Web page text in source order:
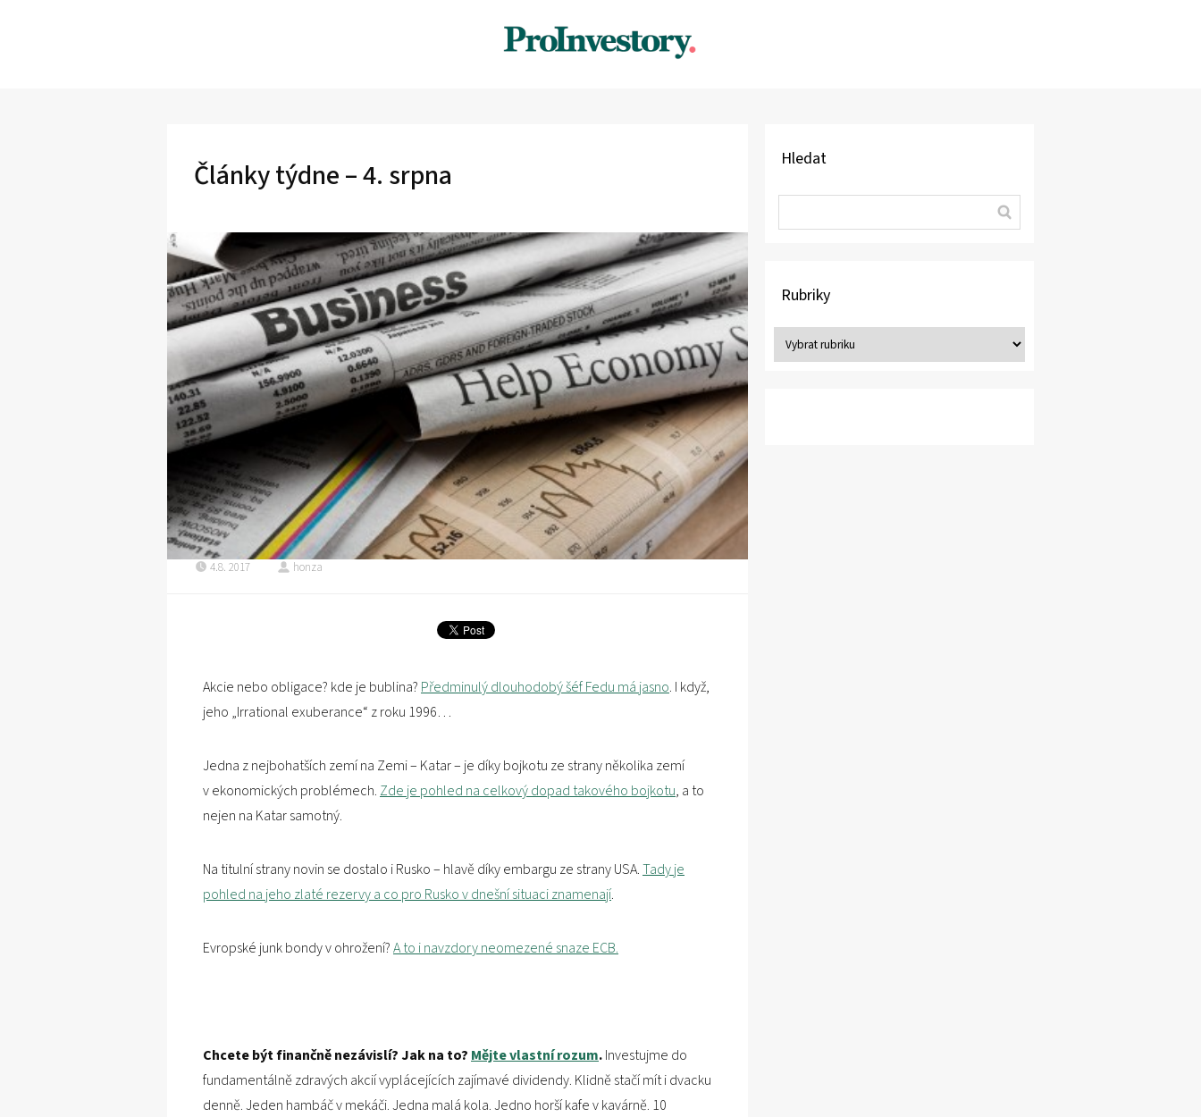
Články týdne – 4. srpna
4.8. 2017 honza
Akcie nebo obligace? kde je bublina? Předminulý dlouhodobý šéf Fedu má jasno. I když,
jeho „Irrational exuberance“ z roku 1996…
Jedna z nejbohatších zemí na Zemi – Katar – je díky bojkotu ze strany několika zemí
v ekonomických problémech. Zde je pohled na celkový dopad takového bojkotu, a to
nejen na Katar samotný.
Na titulní strany novin se dostalo i Rusko – hlavě díky embargu ze strany USA.Tady je
pohled na jeho zlaté rezervy a co pro Rusko v dnešní situaci znamenají.
Evropské junk bondy v ohrožení?A to i navzdory neomezené snaze ECB.
Chcete být finančně nezávislí? Jak na to? Mějte vlastní rozum.Investujme do
fundamentálně zdravých akcií vyplácejících zajímavé dividendy. Klidně stačí mít i dvacku
denně. Jeden hambáč v mekáči. Jedna malá kola. Jedno horší kafe v kavárně. 10
Hledat
Rubriky